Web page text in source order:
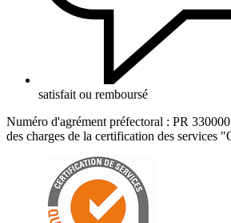
satisfait ou remboursé
Numéro d'agrément préfectoral : PR
des charges de la certification des